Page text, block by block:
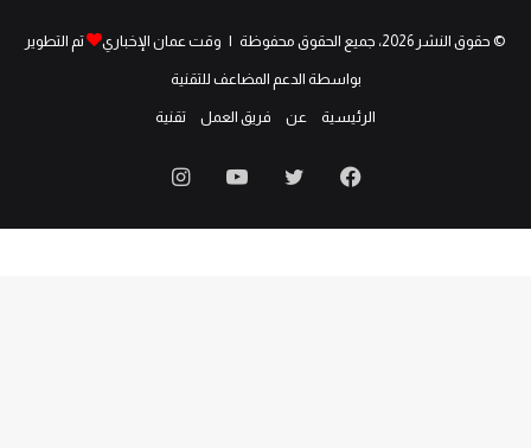
© حقوق النشر 2026، جميع الحقوق محفوظة | وقت عمان الإخباري تم التطوير
بواسطة الدعم المضاعف للتقنية
الرئيسية عن فريق العمل تقنية